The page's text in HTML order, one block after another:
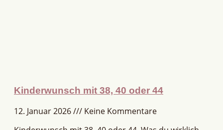
Kinderwunsch mit 38, 40 oder 44
12. Januar 2026
Keine Kommentare